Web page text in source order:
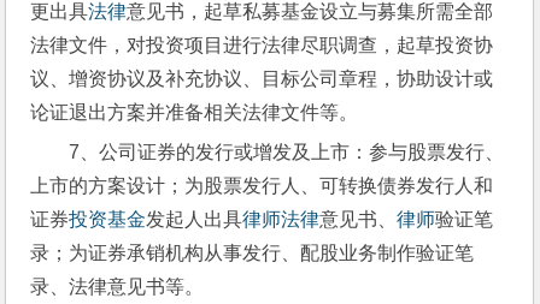
更出具法律意见书，起草私募基金设立与募集所需全部
法律文件，对投资项目进行法律尽职调查，起草投资协
议、增资协议及补充协议、目标公司章程，协助设计或
论证退出方案并准备相关法律文件等。
7、公司证券的发行或增发及上市：参与股票发行、
上市的方案设计；为股票发行人、可转换债券发行人和
证券投资基金发起人出具律师法律意见书、律师验证笔
录；为证券承销机构从事发行、配股业务制作验证笔
录、法律意见书等。